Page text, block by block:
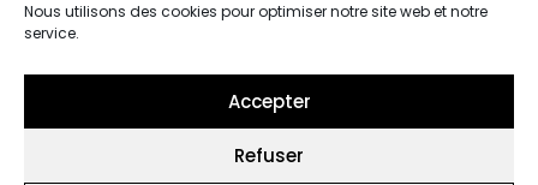
Nous utilisons des cookies pour optimiser notre site web et notre
service.
Accepter
Refuser
email
confidentialité.